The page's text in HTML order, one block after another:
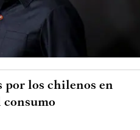
por los chilenos en
consumo